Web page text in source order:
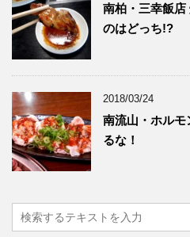
南柏・三幸飯店
のはどっち!?
2018/03/24
南流山・ホル
るな！